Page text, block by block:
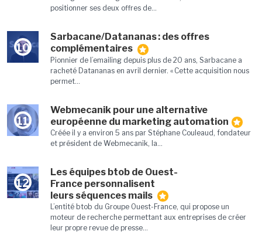
positionner ses deux offres de...
10
Sarbacane/Datananas : des offres
complémentaires
Pionnier de l’emailing depuis plus de 20 ans, Sarbacane a
racheté Datananas en avril dernier. « Cette acquisition nous
permet...
11
Webmecanik pour une alternative
européenne du marketing automation
Créée il y a environ 5 ans par Stéphane Couleaud, fondateur
et président de Webmecanik, la...
12
Les équipes btob de Ouest-
France personnalisent
leurs séquences mails
L’entité btob du Groupe Ouest-France, qui propose un
moteur de recherche permettant aux entreprises de créer
leur propre revue de presse...